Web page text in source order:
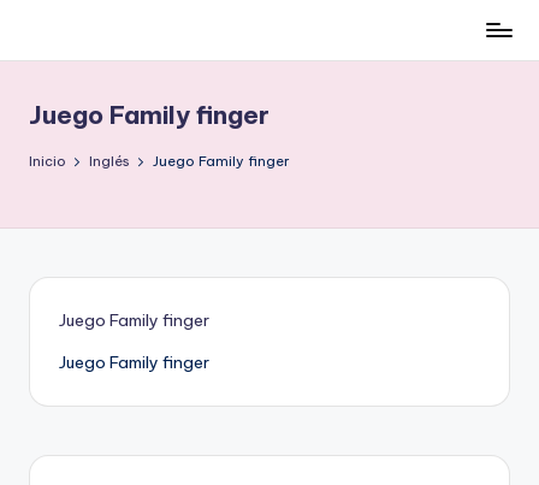
contenido
cost
y
Juego Family finger
Inicio Inglés Juego Family finger
Juego Family finger
Juego Family finger